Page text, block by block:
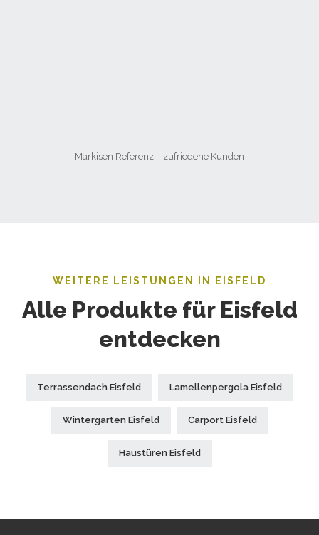
Markisen Referenz – zufriedene Kunden
WEITERE LEISTUNGEN IN EISFELD
Alle Produkte für Eisfeld
entdecken
Terrassendach Eisfeld Lamellenpergola Eisfeld
Wintergarten Eisfeld Carport Eisfeld
Haustüren Eisfeld